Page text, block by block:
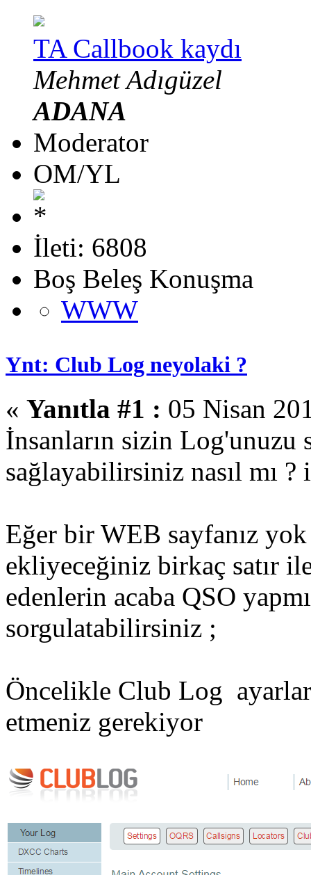
TA Callbook kaydı
Mehmet Adıgüzel
ADANA
Moderator
OM/YL
İleti: 6808
Boş Beleş Konuşma
WWW
Ynt: Club Log neyolaki ?
« Yanıtla #1 : 05 Nisan
İnsanların sizin Log'unuzu
sağlayabilirsiniz nasıl mı
Eğer bir WEB sayfanız
ekliyeceğiniz birkaç satır
edenlerin acaba QSO
sorgulatabilirsiniz ;
Öncelikle Club Log
etmeniz gerekiyor